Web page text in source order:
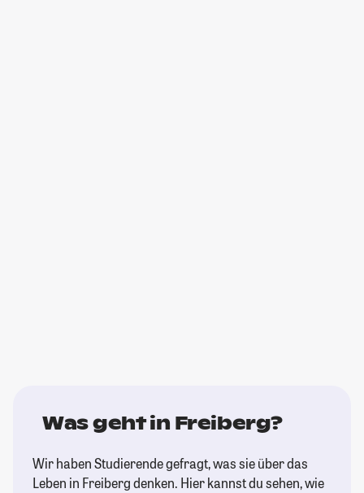
Was geht in Freiberg?
Wir haben Studierende gefragt, was sie über das
Leben in Freiberg denken. Hier kannst du sehen, wie